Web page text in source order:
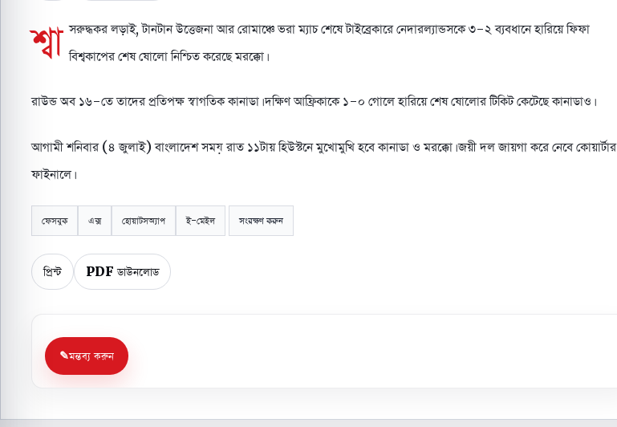
শ্বা সরুদ্ধকর লড়াই, টানটান উত্তেজনা আর রোমাঞ্চে ভরা ম্যাচ শেষে টাইব্রেকারে নেদারল্যান্ডসকে ৩-২ ব্যবধানে হারিয়ে ফিফা
বিশ্বকাপের শেষ ষোলো নিশ্চিত করেছে মরক্কো।
রাউন্ড অব ১৬-তে তাদের প্রতিপক্ষ স্বাগতিক কানাডা। দক্ষিণ আফ্রিকাকে ১-০ গোলে হারিয়ে শেষ ষোলোর টিকিট কেটেছে কানাডাও।
আগামী শনিবার (৪ জুলাই) বাংলাদেশ সময় রাত ১১টায় হিউস্টনে মুখোমুখি হবে কানাডা ও মরক্কো। জয়ী দল জায়গা করে নেবে কোয়ার্টার
ফাইনালে।
ফেসবুক এক্স হোয়াটসঅ্যাপ ই-মেইল সংরক্ষণ করুন
প্রিন্ট PDF ডাউনলোড
মন্তব্য করুন